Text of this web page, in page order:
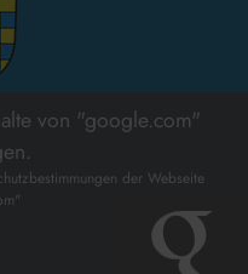
von "google.com"
der Webseite